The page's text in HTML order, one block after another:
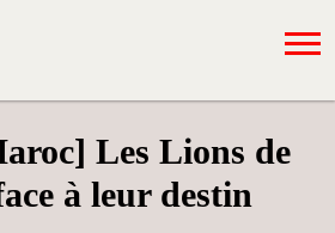
Les Lions de
à leur destin